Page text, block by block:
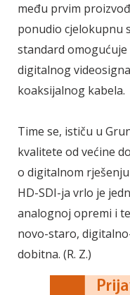
među prvim
ponudio cjelokupnu
standard
digitalnog
koaksijalnog kabela.
Time se, ističu u
kvalitete od većine
o digitalnom
HD-SDI-ja vrlo je
analognoj opremi i
novo-staro,
dobitna. (R. Z.)